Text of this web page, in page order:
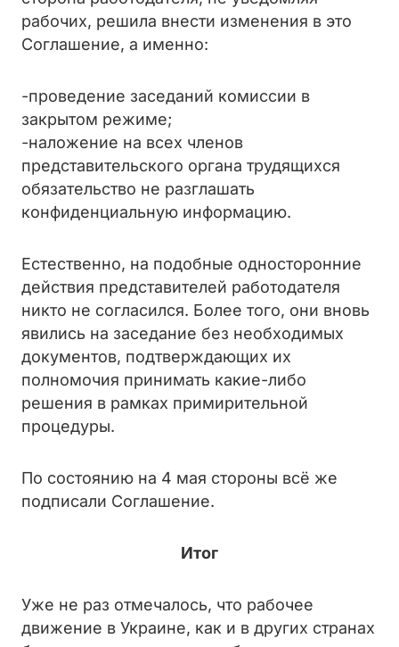
рабочих, решила внести изменения в это
Соглашение, а именно:
-проведение заседаний комиссии в
закрытом режиме;
-наложение на всех членов
представительского органа трудящихся
обязательство не разглашать
конфиденциальную информацию.
Естественно, на подобные односторонние
действия представителей работодателя
никто не согласился. Более того, они вновь
явились на заседание без необходимых
документов, подтверждающих их
полномочия принимать какие-либо
решения в рамках примирительной
процедуры.
По состоянию на 4 мая стороны всё же
подписали Соглашение.
Итог
Уже не раз отмечалось, что рабочее
движение в Украине, как и в других странах